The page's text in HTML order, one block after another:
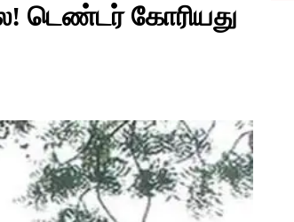
டெண்டர் கோரியது